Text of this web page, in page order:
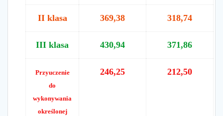
II klasa 369,38 318,74
III klasa 430,94 371,86
Przyuczenie
do
wykonywania
określonej
246,25 212,50